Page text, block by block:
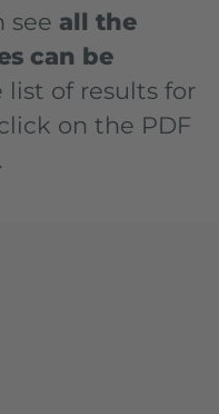
see all the
can be
list of results for
on the PDF